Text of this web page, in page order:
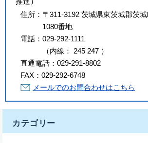
住所： 〒311-3192 茨城県東茨城郡茨
1080番地
電話： 029-292-1111
（内線 ： 245 247 ）
直通電話： 029-291-8802
FAX： 029-292-6748
メールでのお問合わせはこちら
カテゴリー